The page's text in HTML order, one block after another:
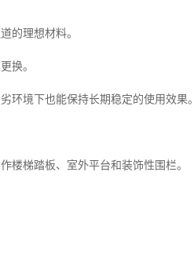
的理想材料。
换。
环境下也能保持长期稳定的使用效果。
楼梯踏板、室外平台和装饰性围栏。